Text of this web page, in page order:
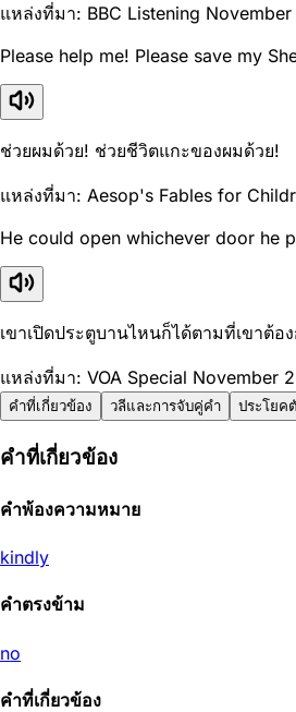
แหล่งที่มา: BBC Listening
Please help me! Please save my
ช่วยผมด้วย! ช่วยชีวิตแกะของผมด้วย!
แหล่งที่มา: Aesop's Fables for
He could open whichever door he
เขาเปิดประตูบานไหนก็ได้ตามที่เขาต้อ
แหล่งที่มา: VOA Special November
คำที่เกี่ยวข้อง วลีและการจับคู่คำ ประโยค
คำที่เกี่ยวข้อง
คำพ้องความหมาย
kindly
คำตรงข้าม
no
คำที่เกี่ยวข้อง